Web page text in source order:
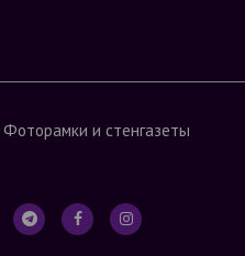
Фоторамки и стенгазеты